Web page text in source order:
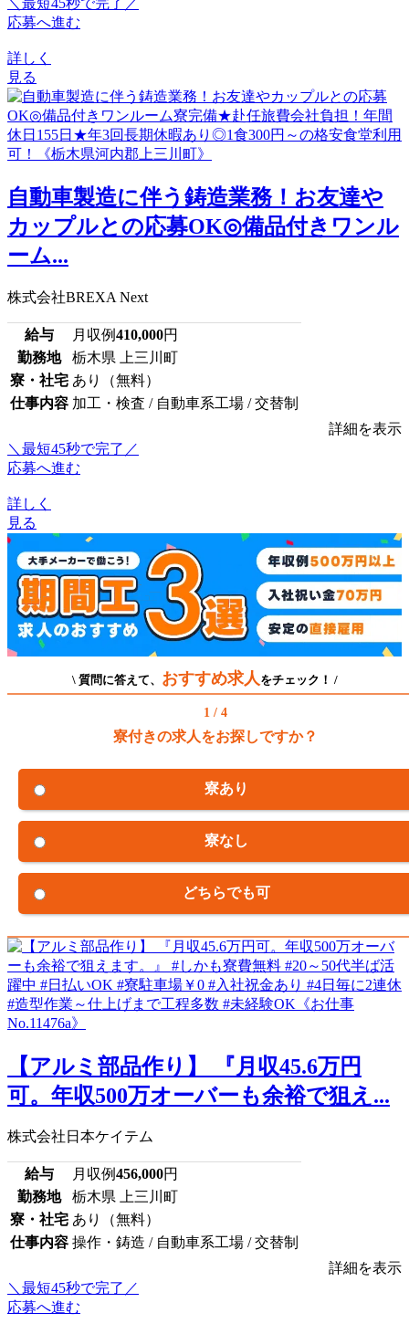
応募へ進む
詳しく
見る
自動車製造に伴う鋳造業務！お友達や
カップルとの応募OK◎備品付きワンル
ーム...
株式会社BREXA Next
給与 月収例410,000円
勤務地
栃木県 上三川町
寮・社宅 あり（無料）
仕事内容 加工・検査 / 自動車系工場 / 交替制
詳細を表示
＼最短45秒で完了／
応募へ進む
詳しく
見る
\ 質問に答えて、 おすすめ求人 をチェック！ /
1 / 4
寮付きの求人をお探しですか？
寮あり
寮なし
どちらでも可
【アルミ部品作り】 『月収45.6万円
可。年収500万オーバーも余裕で狙え...
株式会社日本ケイテム
給与 月収例456,000円
勤務地
栃木県 上三川町
寮・社宅 あり（無料）
仕事内容 操作・鋳造 / 自動車系工場 / 交替制
詳細を表示
＼最短45秒で完了／
応募へ進む